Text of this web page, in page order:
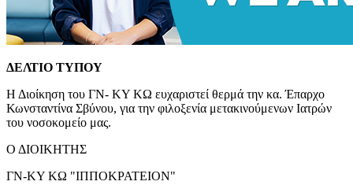
ΔΕΛΤΙΟ ΤΥΠΟΥ
Η Διοίκηση του ΓΝ- ΚΥ ΚΩ ευχαριστεί θερμά την κα. Έπαρχο
Κωνσταντίνα Σβύνου, για την φιλοξενία μετακινούμενων Ιατρών
του νοσοκομείο μας.
Ο ΔΙΟΙΚΗΤΗΣ
ΓΝ-ΚΥ ΚΩ "ΙΠΠΟΚΡΑΤΕΙΟΝ"